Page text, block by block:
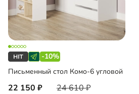
-10%
Письменный стол Комо-6 угловой
22 150 24 610